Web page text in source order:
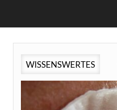
WISSENSWERTES